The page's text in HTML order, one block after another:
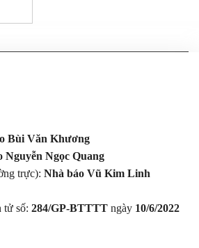
Bùi Văn Khương
Nguyễn Ngọc Quang
trực): Nhà báo Vũ Kim Linh
tử số: 284/GP-BTTTT ngày 10/6/2022